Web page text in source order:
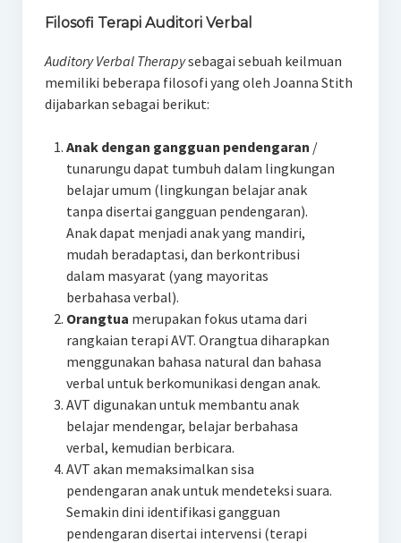
Filosofi Terapi Auditori Verbal
Auditory Verbal Therapysebagai sebuah keilmuan
memiliki beberapa filosofi yang oleh Joanna Stith
dijabarkan sebagai berikut:
Anak dengan gangguan pendengaran /
tunarungu dapat tumbuh dalam lingkungan
belajar umum (lingkungan belajar anak
tanpa disertai gangguan pendengaran).
Anak dapat menjadi anak yang mandiri,
mudah beradaptasi, dan berkontribusi
dalam masyarat (yang mayoritas
berbahasa verbal).
Orangtua merupakan fokus utama dari
rangkaian terapi AVT. Orangtua diharapkan
menggunakan bahasa natural dan bahasa
verbal untuk berkomunikasi dengan anak.
AVT digunakan untuk membantu anak
belajar mendengar, belajar berbahasa
verbal, kemudian berbicara.
AVT akan memaksimalkan sisa
pendengaran anak untuk mendeteksi suara.
Semakin dini identifikasi gangguan
pendengaran disertai intervensi (terapi